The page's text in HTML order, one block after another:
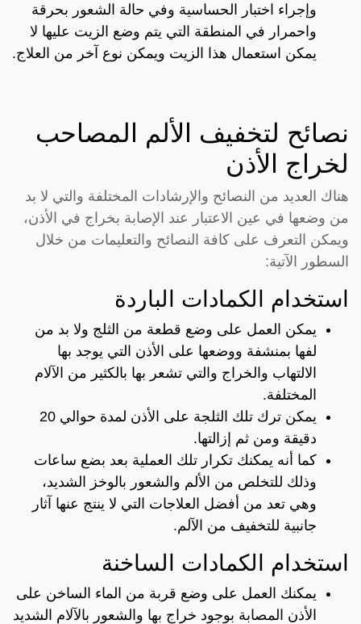
وإجراء اختبار الحساسية وفي حالة الشعور بحرقة
واحمرار في المنطقة التي يتم وضع الزيت عليها لا
يمكن استعمال هذا الزيت ويمكن نوع آخر من العلاج.
نصائح لتخفيف الألم المصاحب
لخراج الأذن
هناك العديد من النصائح والإرشادات المختلفة والتي لا بد
من وضعها في عين الاعتبار عند الإصابة بخراج في الأذن،
ويمكن التعرف على كافة النصائح والتعليمات من خلال
السطور الآتية:
استخدام الكمادات الباردة
يمكن العمل على وضع قطعة من الثلج ولا بد من
لفها بمنشفة ووضعها على الأذن التي يوجد بها
الالتهاب والخراج والتي تشعر بها بالكثير من الآلام
المختلفة.
يمكن ترك تلك الثلجة على الأذن لمدة حوالي 20
دقيقة ومن ثم إزالتها.
كما أنه يمكنك تكرار تلك العملية بعد بضع ساعات
وذلك للتخلص من الألم والشعور بالوخز الشديد،
وهي تعد من أفضل العلاجات التي لا ينتج عنها آثار
جانبية للتخفيف من الآلم.
استخدام الكمادات الساخنة
يمكنك العمل على وضع قربة من الماء الساخن على
الأذن المصابة بوجود خراج بها والشعور بالآلام الشديد